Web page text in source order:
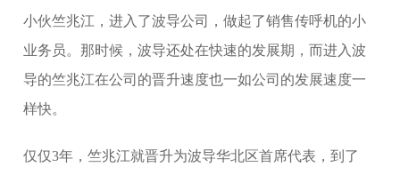
小伙竺兆江，进入了波导公司，做起了销售传呼机的小
业务员。那时候，波导还处在快速的发展期，而进入波
导的竺兆江在公司的晋升速度也一如公司的发展速度一
样快。
仅仅3年，竺兆江就晋升为波导华北区首席代表，到了